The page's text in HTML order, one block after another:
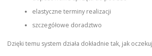
elastyczne terminy realizacji
szczegółowe doradztwo
Dzięki temu system działa dokładnie tak, jak